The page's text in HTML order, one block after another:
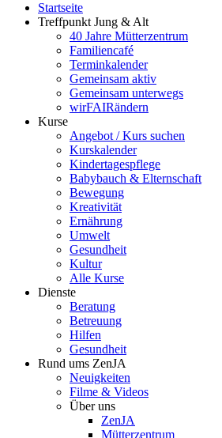
Startseite
Treffpunkt Jung & Alt
40 Jahre Mütterzentrum
Familiencafé
Terminkalender
Gemeinsam aktiv
Gemeinsam unterwegs
wirFAIRändern
Kurse
Angebot / Kurs suchen
Kurskalender
Kindertagespflege
Babybauch & Elternschaft
Bewegung
Kreativität
Ernährung
Umwelt
Gesundheit
Kultur
Alle Kurse
Dienste
Beratung
Betreuung
Hilfen
Gesundheit
Rund ums ZenJA
Neuigkeiten
Filme & Videos
Über uns
ZenJA
Mütterzentrum